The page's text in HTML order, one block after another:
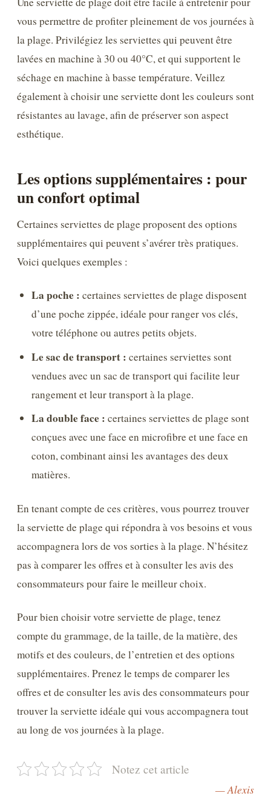
vous permettre de profiter pleinement de vos journées à
la plage. Privilégiez les serviettes qui peuvent être
lavées en machine à 30 ou 40°C, et qui supportent le
séchage en machine à basse température. Veillez
également à choisir une serviette dont les couleurs sont
résistantes au lavage, afin de préserver son aspect
esthétique.
Les options supplémentaires : pour
un confort optimal
Certaines serviettes de plage proposent des options
supplémentaires qui peuvent s’avérer très pratiques.
Voici quelques exemples :
La poche : certaines serviettes de plage disposent
d’une poche zippée, idéale pour ranger vos clés,
votre téléphone ou autres petits objets.
Le sac de transport : certaines serviettes sont
vendues avec un sac de transport qui facilite leur
rangement et leur transport à la plage.
La double face : certaines serviettes de plage sont
conçues avec une face en microfibre et une face en
coton, combinant ainsi les avantages des deux
matières.
En tenant compte de ces critères, vous pourrez trouver
la serviette de plage qui répondra à vos besoins et vous
accompagnera lors de vos sorties à la plage. N’hésitez
pas à comparer les offres et à consulter les avis des
consommateurs pour faire le meilleur choix.
Pour bien choisir votre serviette de plage, tenez
compte du grammage, de la taille, de la matière, des
motifs et des couleurs, de l’entretien et des options
supplémentaires. Prenez le temps de comparer les
offres et de consulter les avis des consommateurs pour
trouver la serviette idéale qui vous accompagnera tout
au long de vos journées à la plage.
Notez cet article
— Alexis